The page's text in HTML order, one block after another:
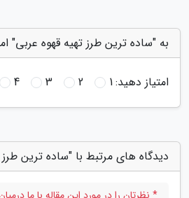
به "ساده ترین طرز تهیه قهوه عربی"
امتیاز دهید:1
2
3
4
دیدگاه های مرتبط با "ساده ترین